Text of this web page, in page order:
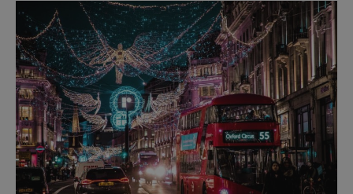
sebe. Pokud už nemáte štěstí, abyste do
Buckinghamského paláce viděli vjíždět či
odjíždět královnu Alž